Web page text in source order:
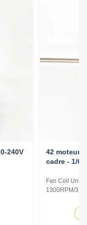
240V
42 moteur
cadre - 1/
Fan Coil Unit
1300RPM/
Type
TEAO